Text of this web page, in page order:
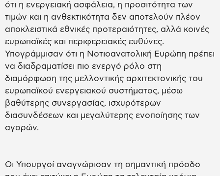
ότι η ενεργειακή ασφάλεια, η προσιτότητα των
τιμών και η ανθεκτικότητα δεν αποτελούν πλέον
αποκλειστικά εθνικές προτεραιότητες, αλλά κοινές
ευρωπαϊκές και περιφερειακές ευθύνες.
Υπογράμμισαν ότι η Νοτιοανατολική Ευρώπη πρέπει
να διαδραματίσει πιο ενεργό ρόλο στη
διαμόρφωση της μελλοντικής αρχιτεκτονικής του
ευρωπαϊκού ενεργειακού συστήματος, μέσω
βαθύτερης συνεργασίας, ισχυρότερων
διασυνδέσεων και μεγαλύτερης ενοποίησης των
αγορών.
Οι Υπουργοί αναγνώρισαν τη σημαντική πρόοδο